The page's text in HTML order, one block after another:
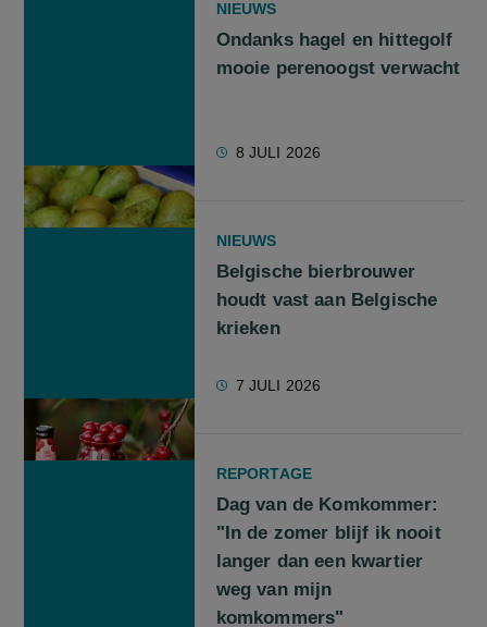
NIEUWS
Ondanks hagel en hittegolf
mooie perenoogst verwacht
8 JULI 2026
NIEUWS
Belgische bierbrouwer
houdt vast aan Belgische
krieken
7 JULI 2026
REPORTAGE
Dag van de Komkommer:
"In de zomer blijf ik nooit
langer dan een kwartier
weg van mijn
komkommers"